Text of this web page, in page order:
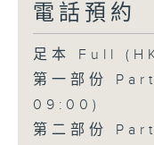
電話預約
足本 Full
第一部份
09:00)
第二部份